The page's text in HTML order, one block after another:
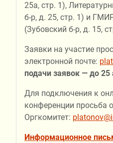
25а, стр. 1),
б-р, д. 25, стр. 1) и
(Зубовский б-р, д. 15,
Заявки на участие
электронной почте:
подачи заявок — до 25
Для подключения к
конференции просьба
Оргкомитет:
Информационное